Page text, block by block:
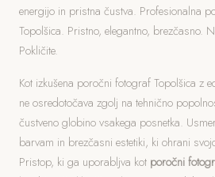
energijo in pristna čustva. Profesionalna
Topolšica. Pristno, elegantno, brezčasno.
Pokličite.
Kot izkušena poročni fotograf Topolšica z
ne osredotočava zgolj na tehnično
čustveno globino vsakega posnetka.
barvam in brezčasni estetiki, ki ohrani
Pristop, ki ga uporabljva kot poročni